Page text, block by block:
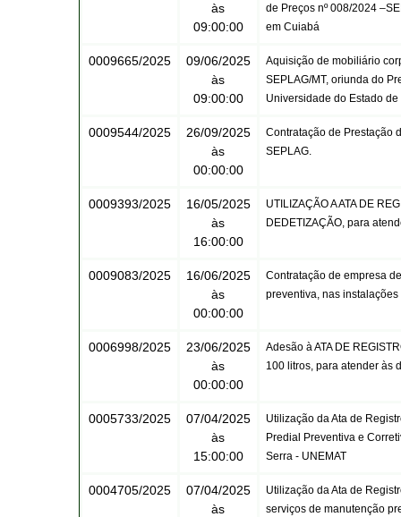
às
09:00:00
de Preços nº 008/2024
em Cuiabá
0009665/2025
09/06/2025
às
09:00:00
Aquisição de mobiliário
SEPLAG/MT, oriunda do
Universidade do Estado
0009544/2025
26/09/2025
às
00:00:00
Contratação de Prestação
SEPLAG.
0009393/2025
16/05/2025
às
16:00:00
UTILIZAÇÃO A ATA DE
DEDETIZAÇÃO, para
0009083/2025
16/06/2025
às
00:00:00
Contratação de empresa
preventiva, nas
0006998/2025
23/06/2025
às
00:00:00
Adesão à ATA DE
100 litros, para atender às
0005733/2025
07/04/2025
às
15:00:00
Utilização da Ata de
Predial Preventiva e
Serra - UNEMAT
0004705/2025
07/04/2025
às
Utilização da Ata de
serviços de manutenção